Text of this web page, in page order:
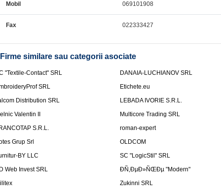
Mobil 069101908
Fax 022333427
Firme similare sau categorii asociate
"Textile-Contact" SRL
DANAIA-LUCHIANOV SRL
SRL
Etichete.eu
Distribution SRL
LEBADA IVORIE S.R.L.
Valentin II
Multicore Trading SRL
S.R.L.
roman-expert
Grup Srl
OLDCOM
BY LLC
SC "LogicStil" SRL
Web Invest SRL
ÐÑ‚ÐµÐ»ÑŒÐµ "Modern"
Zukinni SRL